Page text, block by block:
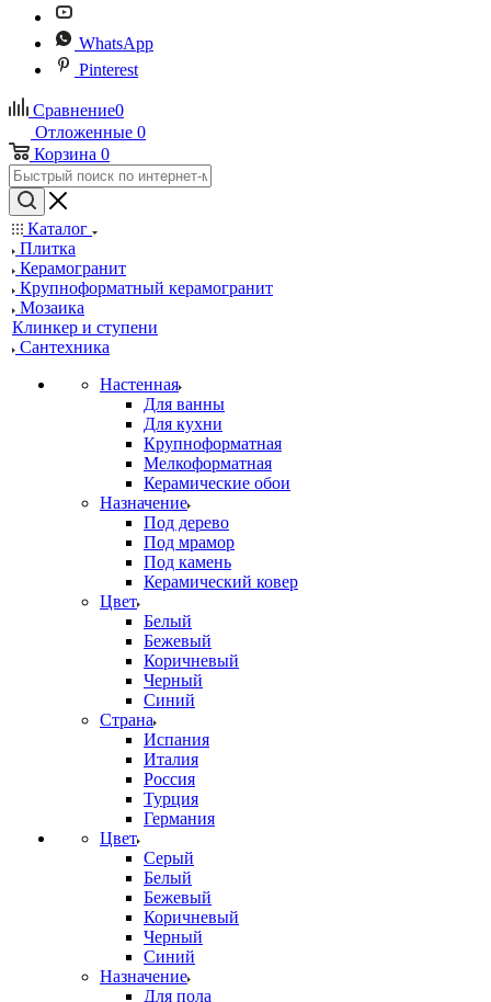
WhatsApp
Pinterest
Сравнение0
Отложенные 0
Корзина 0
Каталог
Плитка
Керамогранит
Крупноформатный керамогранит
Мозаика
Клинкер и ступени
Сантехника
Настенная
Для ванны
Для кухни
Крупноформатная
Мелкоформатная
Керамические обои
Назначение
Под дерево
Под мрамор
Под камень
Керамический ковер
Цвет
Белый
Бежевый
Коричневый
Черный
Синий
Страна
Испания
Италия
Россия
Турция
Германия
Цвет
Серый
Белый
Бежевый
Коричневый
Черный
Синий
Назначение
Для пола